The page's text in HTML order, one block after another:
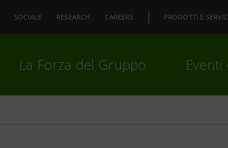
SOCIALE RESEARCH CAREERS PRODOTTI E
La Forza del Gruppo